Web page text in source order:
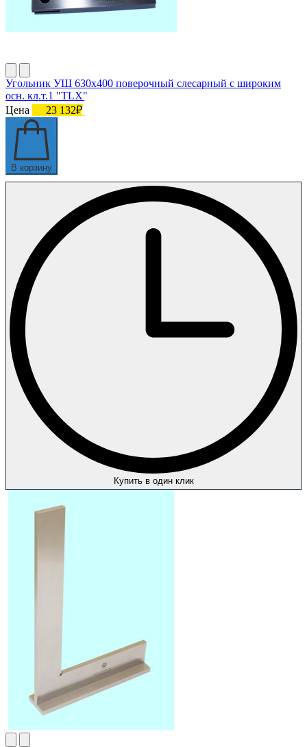
Угольник УШ 630х400 поверочный слесарный с широким
осн. кл.т.1 "TLX"
Цена
23 132₽
В корзину
Купить в один клик